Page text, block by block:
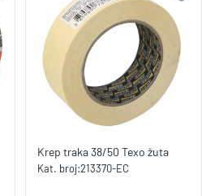
Krep traka 38/50 Texo žuta
Kat. broj:213370-EC